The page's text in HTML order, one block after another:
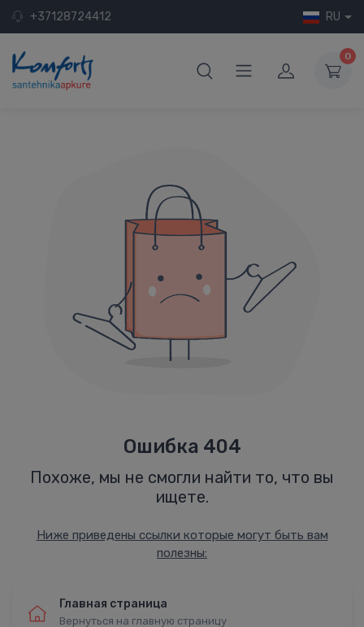
+37128724412 RU
0
Ошибка 404
Похоже, мы не смогли найти то, что вы
ищете.
Ниже приведены ссылки которые могут быть вам
полезны:
Главная страница
Вернуться на главную страницу